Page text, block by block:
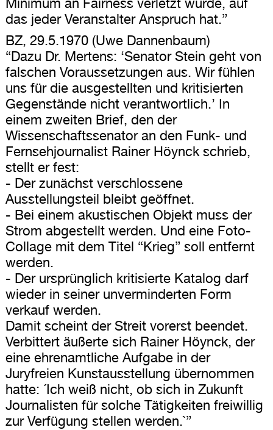
Minimum an Fairness verletzt wurde, auf
das jeder Veranstalter Anspruch hat.”
BZ, 29.5.1970 (Uwe Dannenbaum)
“Dazu Dr. Mertens: ‘Senator Stein geht von
falschen Voraussetzungen aus. Wir fühlen
uns für die ausgestellten und kritisierten
Gegenstände nicht verantwortlich.’ In
einem zweiten Brief, den der
Wissenschaftssenator an den Funk- und
Fernsehjournalist Rainer Höynck schrieb,
stellt er fest:
- Der zunächst verschlossene
Ausstellungsteil bleibt geöffnet.
- Bei einem akustischen Objekt muss der
Strom abgestellt werden. Und eine Foto-
Collage mit dem Titel “Krieg” soll entfernt
werden.
- Der ursprünglich kritisierte Katalog darf
wieder in seiner unverminderten Form
verkauf werden.
Damit scheint der Streit vorerst beendet.
Verbittert äußerte sich Rainer Höynck, der
eine ehrenamtliche Aufgabe in der
Juryfreien Kunstausstellung übernommen
hatte: ´Ich weiß nicht, ob sich in Zukunft
Journalisten für solche Tätigkeiten freiwillig
zur Verfügung stellen werden.`”